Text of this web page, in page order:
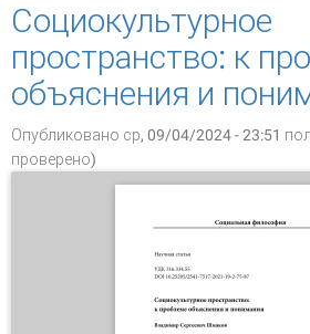
Социокультурное
пространство: к
объяснения и
Опубликовано ср, 09/04/2024 - 23:51
проверено)